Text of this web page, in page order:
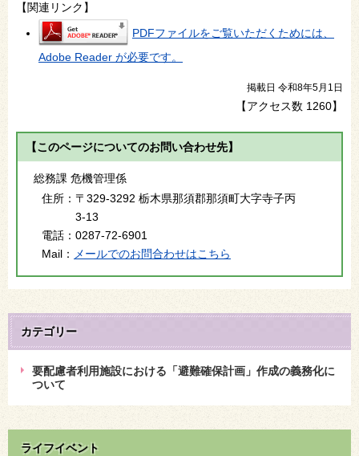
【関連リンク】
PDFファイルをご覧いただくためには、
Adobe Reader が必要です。
掲載日 令和8年5月1日
【アクセス数 1260】
【このページについてのお問い合わせ先】
総務課 危機管理係
住所： 〒329-3292 栃木県那須郡那須町大字寺子丙
3-13
電話： 0287-72-6901
Mail：
メールでのお問合わせはこちら
カテゴリー
要配慮者利用施設における「避難確保計画」作成の義務化に
ついて
ライフイベント